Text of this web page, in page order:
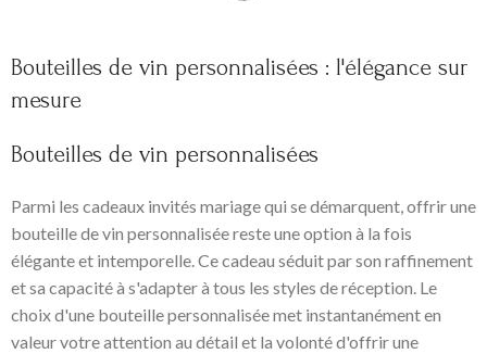
Bouteilles de vin personnalisées : l'élégance sur
mesure
Bouteilles de vin personnalisées
Parmi les cadeaux invités mariage qui se démarquent, offrir une
bouteille de vin personnalisée reste une option à la fois
élégante et intemporelle. Ce cadeau séduit par son raffinement
et sa capacité à s'adapter à tous les styles de réception. Le
choix d'une bouteille personnalisée met instantanément en
valeur votre attention au détail et la volonté d'offrir une